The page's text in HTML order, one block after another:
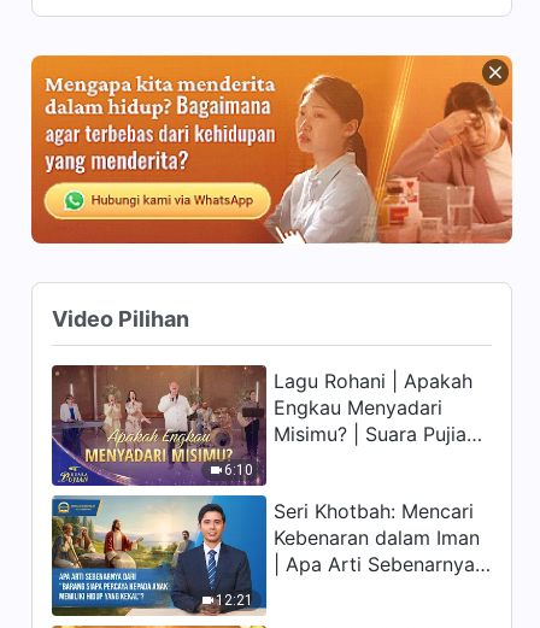
17:19
Sendiri, Tuhan yang Unik III:
Otoritas Tuhan (II)" (Bagian
Tujuh)
Firman Tuhan | "Tuhan itu
Sendiri, Tuhan yang Unik IV:
Kekudusan Tuhan (I)" (Bagian
23:54
Firman Tuhan | "Tuhan itu
38:44
Firman Tuhan | "Tuhan itu
Sendiri, Tuhan yang Unik IV:
Kekudusan Tuhan (I)" (Bagian
Tiga)
33:54
Firman Tuhan | "Tuhan itu
Sendiri, Tuhan yang Unik V:
Kekudusan Tuhan (II)" (Bagian
Satu)
Video Pilihan
6:10
Lagu Rohani | Apakah
Engkau Menyadari
Misimu? | Suara Pujian
12:21
Seri Khotbah: Mencari
Kebenaran dalam Iman
| Apa Arti Sebenarnya